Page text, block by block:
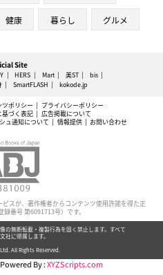
健康 暮らし グルメ
Site
HERS Mart 美ST
bis
SmartFLASH kokode.jp
ツポリシー
プライバシーポリシー
基づく表記
広告掲載について
ュ通知について 情報提供 お問い合わせ
スが、著作権者からコンテンツ使用許諾を得た正
番号 第6091713号）です。
の無断転載・複製行為を固く禁止します。すべて
社に帰属します。
All Rights Reserved.
Powered By :XYZScripts.com